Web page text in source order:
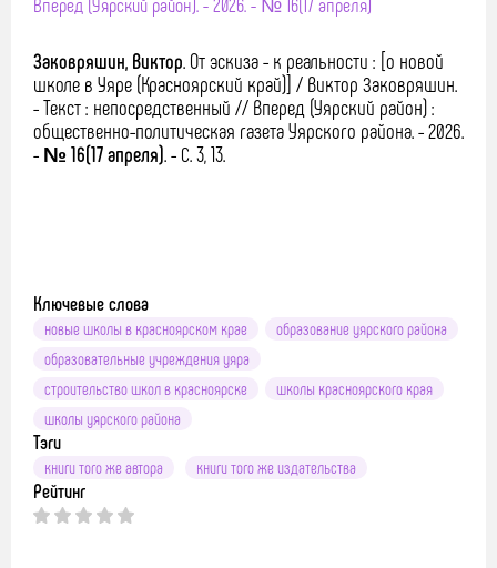
Заковряшин, Виктор. От эскиза - к реальности : [о новой
школе в Уяре (Красноярский край)] / Виктор Заковряшин.
- Текст : непосредственный // Вперед (Уярский район) :
общественно-политическая газета Уярского района. - 2026.
- № 16(17 апреля). - С. 3, 13.
Ключевые слова
новые школы в красноярском крае
образование уярского района
образовательные учреждения уяра
строительство школ в красноярске
школы красноярского края
школы уярского района
Тэги
книги того же автора книги того же издательства
Рейтинг